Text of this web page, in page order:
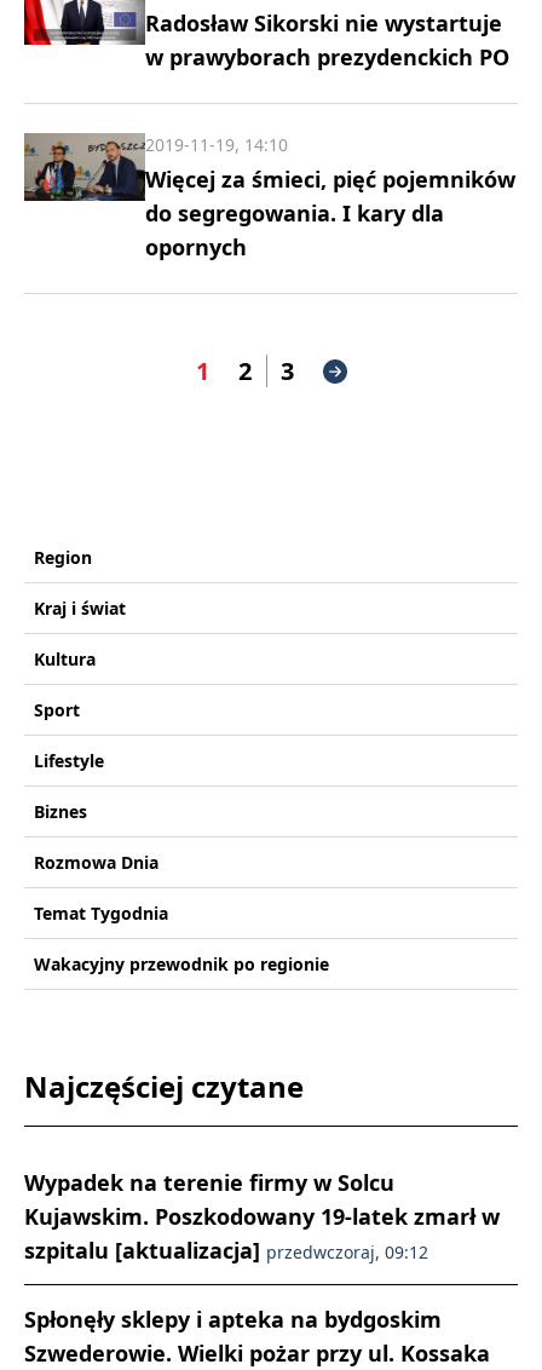
Radosław Sikorski nie wystartuje
w prawyborach prezydenckich PO
Więcej za śmieci, pięć pojemników
do segregowania. I kary dla
opornych
2019-11-19, 14:10
1 2 3
Region
Kraj i świat
Kultura
Sport
Lifestyle
Biznes
Rozmowa Dnia
Temat Tygodnia
Wakacyjny przewodnik po regionie
Najczęściej czytane
Wypadek na terenie firmy w Solcu
Kujawskim. Poszkodowany 19-latek zmarł w
szpitalu [aktualizacja] przedwczoraj, 09:12
Spłonęły sklepy i apteka na bydgoskim
Szwederowie. Wielki pożar przy ul. Kossaka